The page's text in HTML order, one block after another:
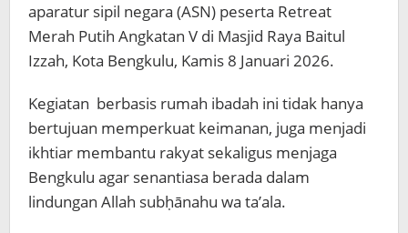
aparatur sipil negara (ASN) peserta Retreat
Merah Putih Angkatan V di Masjid Raya Baitul
Izzah, Kota Bengkulu, Kamis 8 Januari 2026.
Kegiatan berbasis rumah ibadah ini tidak hanya
bertujuan memperkuat keimanan, juga menjadi
ikhtiar membantu rakyat sekaligus menjaga
Bengkulu agar senantiasa berada dalam
lindungan Allah subḥānahu wa ta’ala.